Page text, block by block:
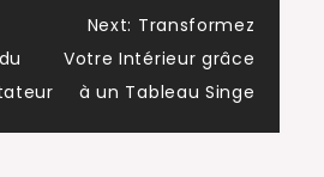
Next: Transformez
Votre Intérieur grâce
à un Tableau Singe